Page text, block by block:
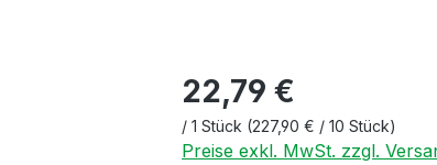
22,79 €
/ 1 Stück (227,90 € / 10 Stück)
Preise exkl. MwSt. zzgl.